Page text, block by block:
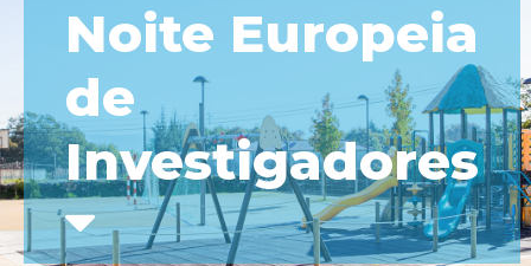
Noite Europeia
de
Investigadores